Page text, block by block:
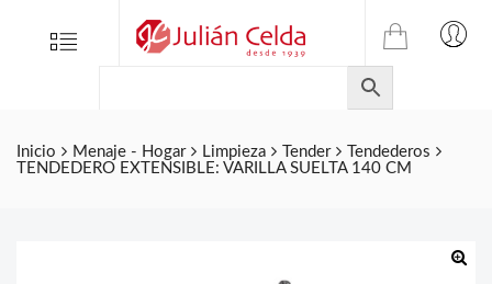
Menu
TIENDA
ONLINE
DE
JULIAN
CELDA
S.L.
Inicio Menaje - Hogar Limpieza Tender
Tendederos
TENDEDERO EXTENSIBLE: VARILLA SUELTA 140 CM
Folletos
Contacto